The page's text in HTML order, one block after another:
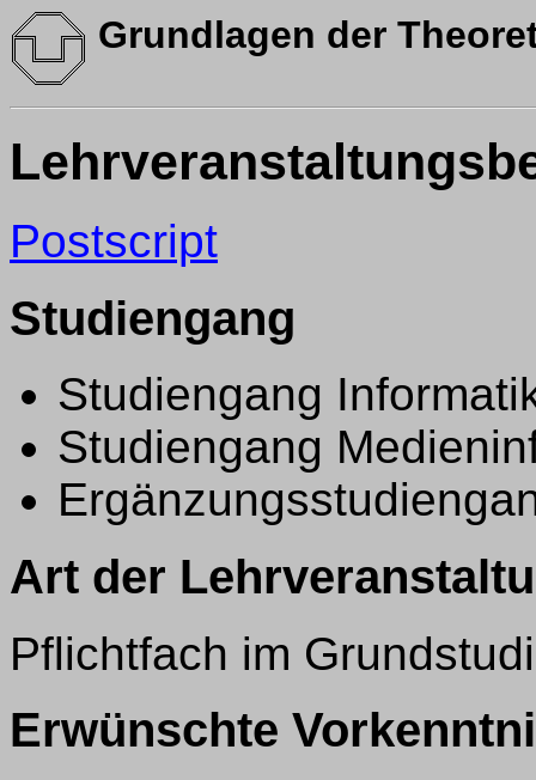
Grundlagen der
Postscript
Studiengang
Studiengang
Studiengang
Art der
Pflichtfach im
Erwünschte